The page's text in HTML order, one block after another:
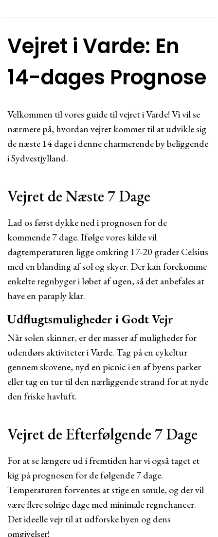
Vejret i Varde: En
14-dages Prognose
Velkommen til vores guide til vejret i Varde! Vi vil se
nærmere på, hvordan vejret kommer til at udvikle sig
de næste 14 dage i denne charmerende by beliggende
i Sydvestjylland.
Vejret de Næste 7 Dage
Lad os først dykke ned i prognosen for de
kommende 7 dage. Ifølge vores kilde vil
dagtemperaturen ligge omkring 17-20 grader Celsius
med en blanding af sol og skyer. Der kan forekomme
enkelte regnbyger i løbet af ugen, så det anbefales at
have en paraply klar.
Udflugtsmuligheder i Godt Vejr
Når solen skinner, er der masser af muligheder for
udendørs aktiviteter i Varde. Tag på en cykeltur
gennem skovene, nyd en picnic i en af byens parker
eller tag en tur til den nærliggende strand for at nyde
den friske havluft.
Vejret de Efterfølgende 7 Dage
For at se længere ud i fremtiden har vi også taget et
kig på prognosen for de følgende 7 dage.
Temperaturen forventes at stige en smule, og der vil
være flere solrige dage med minimale regnchancer.
Det ideelle vejr til at udforske byen og dens
omgivelser!